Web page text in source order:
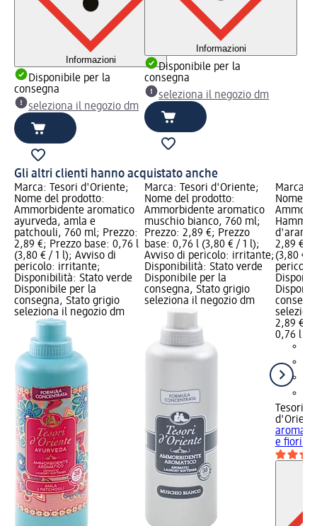
Informazioni
Disponibile per la
consegna
seleziona il negozio dm
Informazioni
Disponibile per la
consegna
seleziona il negozio dm
Gli altri clienti hanno acquistato anche
Marca: Tesori d'Oriente;
Nome del prodotto:
Ammorbidente aromatico
ayurveda, amla e
patchouli, 760 ml; Prezzo:
2,89 €; Prezzo base: 0,76 l
(3,80 € / 1 l); Avviso di
pericolo: irritante;
Disponibilità: Stato verde
Disponibile per la
consegna, Stato grigio
seleziona il negozio dm
Marca: Tesori d'Oriente;
Nome del prodotto:
Ammorbidente aromatico
muschio bianco, 760 ml;
Prezzo: 2,89 €; Prezzo
base: 0,76 l (3,80 € / 1 l);
Avviso di pericolo: irritante;
Disponibilità: Stato verde
Disponibile per la
consegna, Stato grigio
seleziona il negozio dm
Marca:
Nome
2,89 €;
(3,80 € /
2,89 €
0,76 l
Tesori
e fiori...,